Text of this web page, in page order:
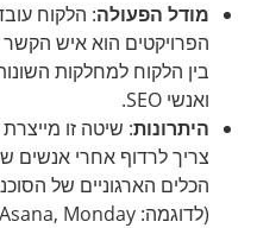
מודל הפעולה: הלקוח
הפרויקטים הוא איש הקשר
בין הלקוח למחלקות
ואנשי SEO.
היתרונות: שיטה זו
צריך לרדוף אחרי אנשים
הכלים הארגוניים של